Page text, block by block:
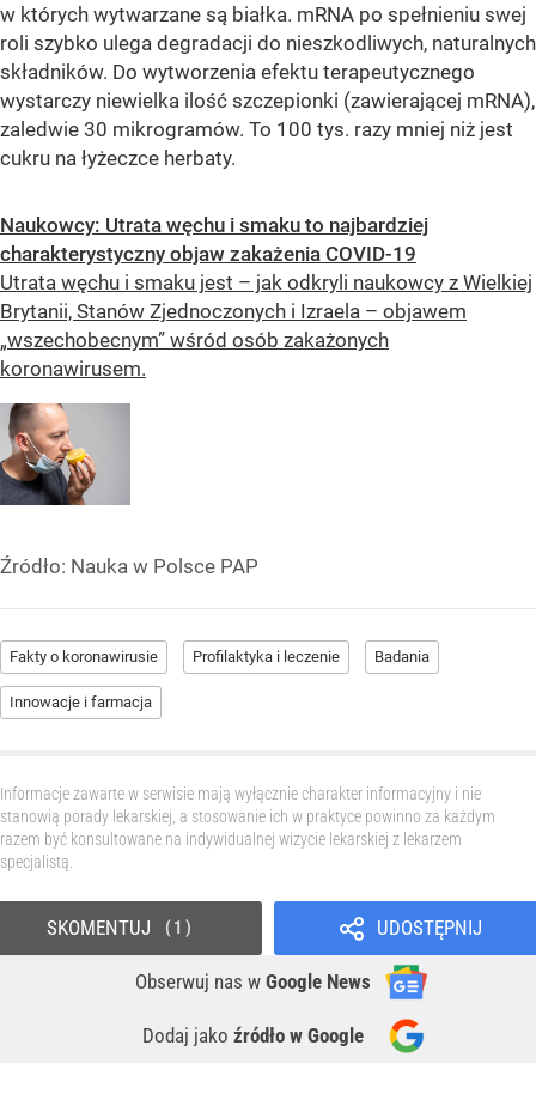
w których wytwarzane są białka. mRNA po spełnieniu swej
roli szybko ulega degradacji do nieszkodliwych, naturalnych
składników. Do wytworzenia efektu terapeutycznego
wystarczy niewielka ilość szczepionki (zawierającej mRNA),
zaledwie 30 mikrogramów. To 100 tys. razy mniej niż jest
cukru na łyżeczce herbaty.
Naukowcy: Utrata węchu i smaku to najbardziej
charakterystyczny objaw zakażenia COVID-19
Utrata węchu i smaku jest – jak odkryli naukowcy z Wielkiej
Brytanii, Stanów Zjednoczonych i Izraela – objawem
„wszechobecnym” wśród osób zakażonych
koronawirusem.
Źródło: Nauka w Polsce PAP
Fakty o koronawirusie Profilaktyka i leczenie Badania
Innowacje i farmacja
Informacje zawarte w serwisie mają wyłącznie charakter informacyjny i nie
stanowią porady lekarskiej, a stosowanie ich w praktyce powinno za każdym
razem być konsultowane na indywidualnej wizycie lekarskiej z lekarzem
specjalistą.
UDOSTĘPNIJ
Obserwuj nas w Google News
Dodaj jako źródło w Google
SKOMENTUJ 1